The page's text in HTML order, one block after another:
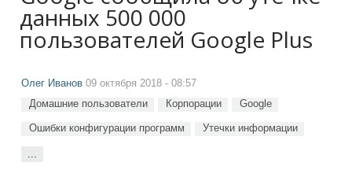
данных 500 000
пользователей Google Plus
Олег Иванов 09 октября 2018 - 08:57
Домашние пользователи Корпорации Google
Ошибки конфигурации программ Утечки информации
...